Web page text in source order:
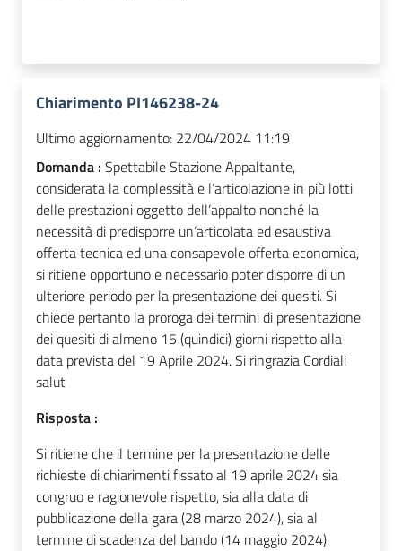
Chiarimento PI146238-24
Ultimo aggiornamento: 22/04/2024 11:19
Domanda : Spettabile Stazione Appaltante,
considerata la complessità e l’articolazione in più lotti
delle prestazioni oggetto dell’appalto nonché la
necessità di predisporre un’articolata ed esaustiva
offerta tecnica ed una consapevole offerta economica,
si ritiene opportuno e necessario poter disporre di un
ulteriore periodo per la presentazione dei quesiti. Si
chiede pertanto la proroga dei termini di presentazione
dei quesiti di almeno 15 (quindici) giorni rispetto alla
data prevista del 19 Aprile 2024. Si ringrazia Cordiali
salut
Risposta :
Si ritiene che il termine per la presentazione delle
richieste di chiarimenti fissato al 19 aprile 2024 sia
congruo e ragionevole rispetto, sia alla data di
pubblicazione della gara (28 marzo 2024), sia al
termine di scadenza del bando (14 maggio 2024).